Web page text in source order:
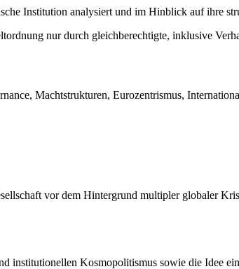
Institution analysiert und im Hinblick auf ihre
nur durch gleichberechtigte, inklusive
Machtstrukturen, Eurozentrismus,
vor dem Hintergrund multipler globaler
institutionellen Kosmopolitismus sowie die Idee